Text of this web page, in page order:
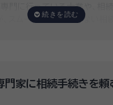
専門に行っている士業や、相
、スムーズで間違いのない相
門家に相続手続きを頼